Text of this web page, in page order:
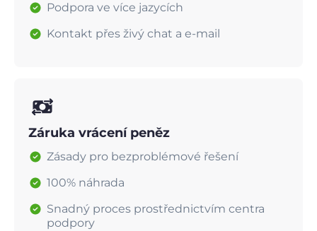
Podpora ve více jazycích
Kontakt přes živý chat a e-mail
Záruka vrácení peněz
Zásady pro bezproblémové řešení
100% náhrada
Snadný proces prostřednictvím centra
podpory